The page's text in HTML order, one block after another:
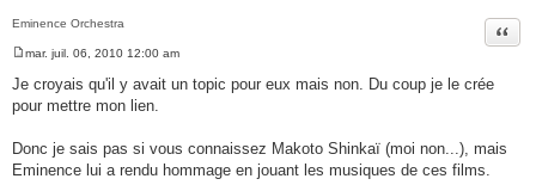
Eminence Orchestra Citer
s
s
e
mar. juil. 06, 2010 12:00 am
Je croyais qu'il y avait un topic pour eux mais non. Du coup je le crée
pour mettre mon lien.
Donc je sais pas si vous connaissez Makoto Shinkaï (moi non...), mais
Eminence lui a rendu hommage en jouant les musiques de ces films.